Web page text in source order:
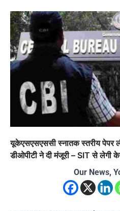
यूकेएसएसएससी स्नातक स्तरीय पेपर
डीओपीटी ने दी मंजूरी – SIT से लेगी
Our News,